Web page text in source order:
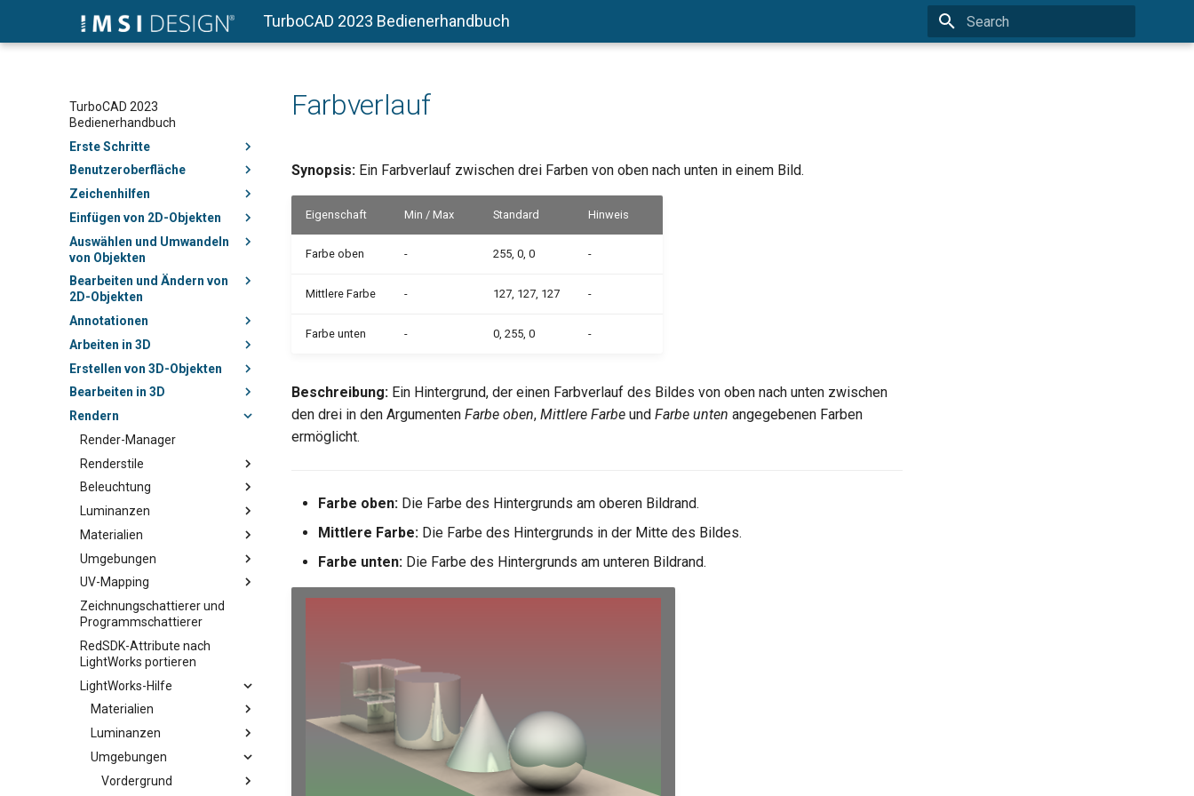
TurboCAD 2023 Bedienerhandbuch
TurboCAD 2023
Bedienerhandbuch
Erste Schritte
Benutzeroberfläche
Zeichenhilfen
Einfügen von 2D-Objekten
Auswählen und Umwandeln
von Objekten
Bearbeiten und Ändern von
2D-Objekten
Annotationen
Arbeiten in 3D
Erstellen von 3D-Objekten
Bearbeiten in 3D
Rendern
Render-Manager
Renderstile
Beleuchtung
Luminanzen
Materialien
Umgebungen
UV-Mapping
Zeichnungschattierer und
Programmschattierer
RedSDK-Attribute nach
LightWorks portieren
LightWorks-Hilfe
Materialien
Luminanzen
Umgebungen
Vordergrund
Farbverlauf
Synopsis: Ein Farbverlauf zwischen drei Farben von oben nach unten in einem Bild.
Eigenschaft Min / Max Standard Hinweis
Farbe oben - 255, 0, 0 -
Mittlere Farbe - 127, 127, 127 -
Farbe unten - 0, 255, 0 -
Beschreibung: Ein Hintergrund, der einen Farbverlauf des Bildes von oben nach unten zwischen
den drei in den Argumenten Farbe oben, Mittlere Farbe und Farbe unten angegebenen Farben
ermöglicht.
Farbe oben: Die Farbe des Hintergrunds am oberen Bildrand.
Mittlere Farbe: Die Farbe des Hintergrunds in der Mitte des Bildes.
Farbe unten: Die Farbe des Hintergrunds am unteren Bildrand.